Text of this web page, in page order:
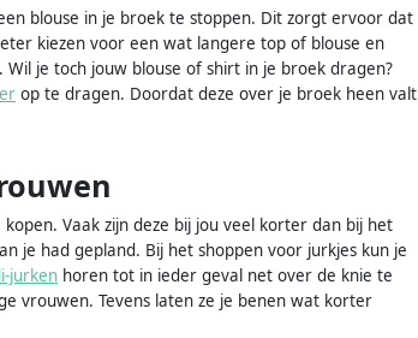
blouse in je broek te stoppen. Dit zorgt ervoor dat
kiezen voor een wat langere top of blouse en
je toch jouw blouse of shirt in je broek dragen?
op te dragen. Doordat deze over je broek heen valt
Vaak zijn deze bij jou veel korter dan bij het
je had gepland. Bij het shoppen voor jurkjes kun je
jurken horen tot in ieder geval net over de knie te
vrouwen. Tevens laten ze je benen wat korter